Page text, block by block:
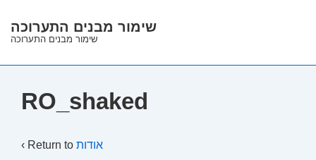
Skip
Main
שימור מבנים התערוכה
שימור מבנים התערוכה
RO_shaked
‹ Return to אודות